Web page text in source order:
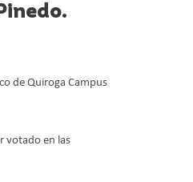
de Quiroga Campus
votado en las